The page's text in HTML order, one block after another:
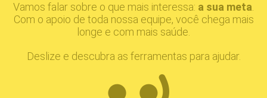
Vamos falar sobre o que mais interessa: a sua meta
Com o apoio de toda nossa equipe, você chega mais
longe e com mais saúde.
Deslize e descubra as ferramentas para ajudar.